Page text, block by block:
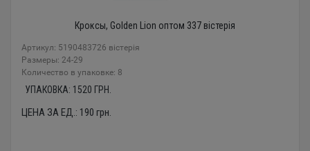
Кроксы, Golden Lion оптом 337 вістерія
Артикул: 5190483726 вістерія
Размеры: 24-29
Количество в упаковке: 8
УПАКОВКА: 1520 ГРН.
ЦЕНА ЗА ЕД.: 190 грн.